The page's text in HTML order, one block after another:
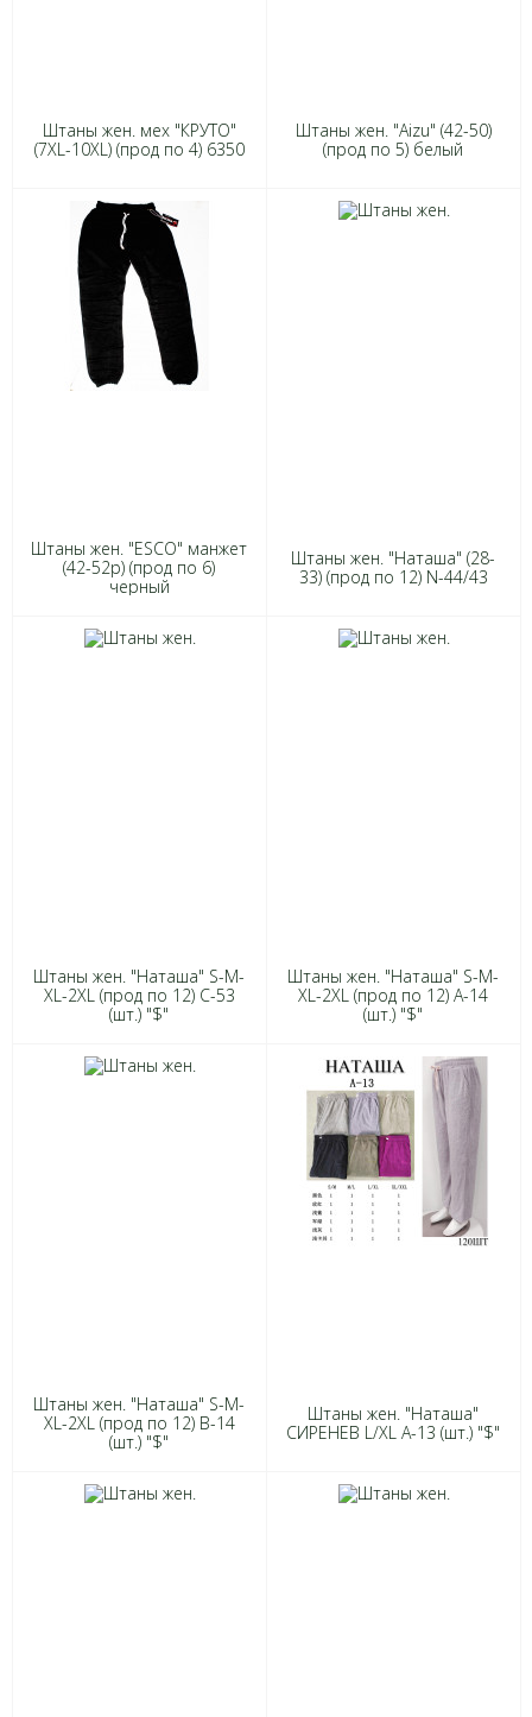
Штаны жен. мех "КРУТО"
(7XL-10XL) (прод по 4) 6350
Штаны жен. "Aizu" (42-50)
(прод по 5) белый
Штаны жен. "ESCO" манжет
(42-52р) (прод по 6)
черный
Штаны жен. "Наташа" (28-
33) (прод по 12) N-44/43
Штаны жен. "Наташа" S-M-
XL-2XL (прод по 12) C-53
(шт.) "$"
Штаны жен. "Наташа" S-M-
XL-2XL (прод по 12) А-14
(шт.) "$"
Штаны жен. "Наташа" S-M-
XL-2XL (прод по 12) В-14
(шт.) "$"
Штаны жен. "Наташа"
СИРЕНЕВ L/XL А-13 (шт.) "$"